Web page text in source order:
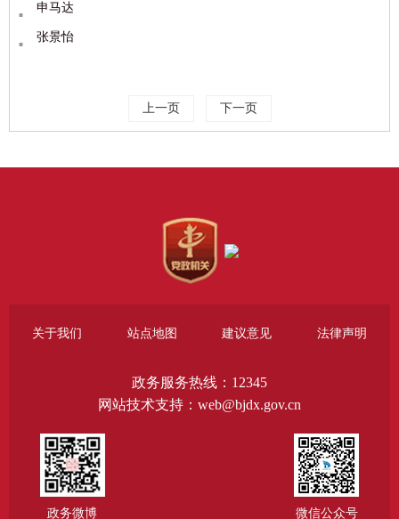
申马达
张景怡
上一页 下一页
关于我们 站点地图 建议意见 法律声明
政务服务热线：12345
网站技术支持：web@bjdx.gov.cn
政务微博 微信公众号